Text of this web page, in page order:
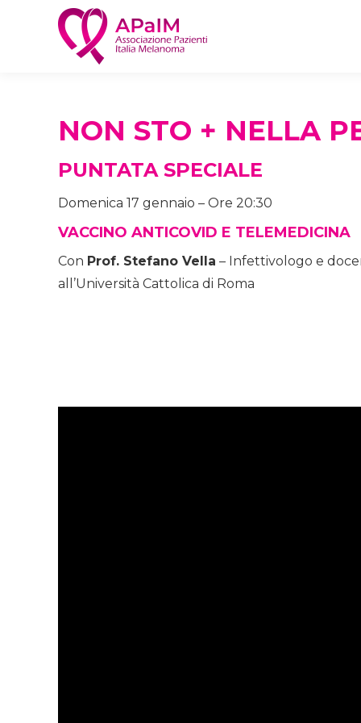
NON STO + NELLA
PUNTATA SPECIALE
Domenica 17 gennaio – Ore 20:30
VACCINO ANTICOVID E TELEMEDICINA
Con Prof. Stefano Vella – Infettivologo e
all’Università Cattolica di Roma